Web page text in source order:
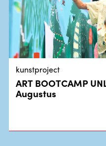
kunstproject
ART BOOTCAMP
Augustus